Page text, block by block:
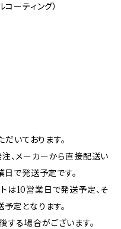
ーティング）
いております。
、メーカーから直接配送い
で発送予定です。
は10営業日で発送予定、そ
定となります。
する場合がございます。